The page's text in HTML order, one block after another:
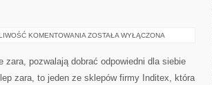
KOMENTOWANIA SKLEP
ODZIEŻ
NAJWYŻSZEJ
ZOSTAŁA WYŁĄCZONA
zara, pozwalają dobrać odpowiedni dla siebie
zara, to jeden ze sklepów firmy Inditex, która